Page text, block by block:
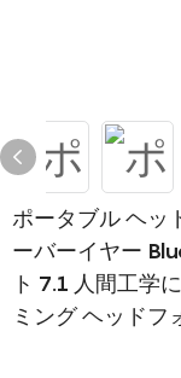
ポータブル ヘッ
ーバーイヤー
ト 7.1 人間工学
ミング ヘッドフ